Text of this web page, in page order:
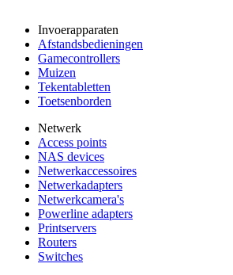
Invoerapparaten
Afstandsbedieningen
Gamecontrollers
Muizen
Tekentabletten
Toetsenborden
Netwerk
Access points
NAS devices
Netwerkaccessoires
Netwerkadapters
Netwerkcamera's
Powerline adapters
Printservers
Routers
Switches